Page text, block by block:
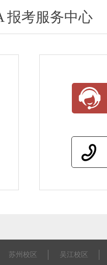
报考服务中心
苏州校区 吴江校区